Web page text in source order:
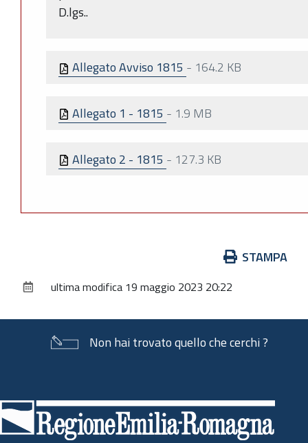
D.lgs..
Allegato Avviso 1815 - 164.2 KB
Allegato 1 - 1815 - 1.9 MB
Allegato 2 - 1815 - 127.3 KB
documento
STAMPA
ultima modifica 19 maggio 2023 20:22
Non hai trovato quello che cerchi ?
di
pagina